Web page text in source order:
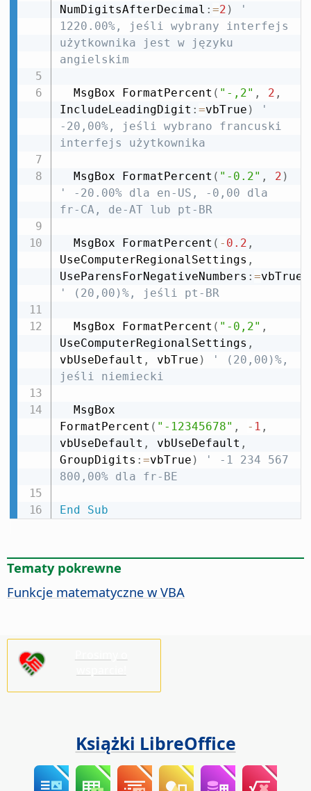
NumDigitsAfterDecimal : =2 )
'
1220.00%, jeśli wybrany interfejs
użytkownika jest w języku
angielskim
  MsgBox FormatPercent
( "-,2" , 2 ,
IncludeLeadingDigit : =vbTrue )
'
-20,00%, jeśli wybrano francuski
interfejs użytkownika
  MsgBox FormatPercent
( "-0.2" , 2 )
' -20.00% dla en-US, -0,00 dla
fr-CA, de-AT lub pt-BR
  MsgBox FormatPercent
( - 0.2 ,
UseComputerRegionalSettings ,
UseParensForNegativeNumbers : =vbTrue
' (20,00)%, jeśli pt-BR
  MsgBox FormatPercent
( "-0,2" ,
UseComputerRegionalSettings ,
vbUseDefault , vbTrue )
' (20,00)%,
jeśli niemiecki
FormatPercent ( "-12345678" , - 1 ,
vbUseDefault , vbUseDefault ,
GroupDigits : =vbTrue )
' -1 234 567
800,00% dla fr-BE
End Sub
Tematy pokrewne
Funkcje matematyczne w VBA
Książki LibreOffice